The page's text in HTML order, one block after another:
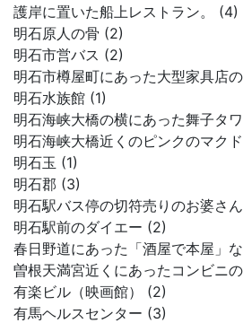
護岸に置いた船上レストラン。 (4)
明石原人の骨 (2)
明石市営バス (2)
明石市樽屋町にあった大型家具店
明石水族館 (1)
明石海峡大橋の横にあった舞子タ
明石海峡大橋近くのピンクのマク
明石玉 (1)
明石郡 (3)
明石駅バス停の切符売りのお婆さ
明石駅前のダイエー (2)
春日野道にあった「酒屋で本屋」
曽根天満宮近くにあったコンビニ
有楽ビル（映画館） (2)
有馬ヘルスセンター (3)